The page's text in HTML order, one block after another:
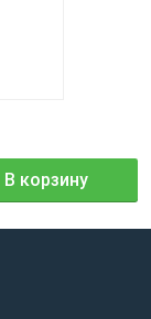
В корзину